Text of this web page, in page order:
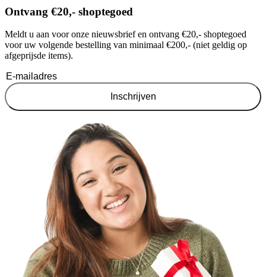
Ontvang €20,- shoptegoed
Meldt u aan voor onze nieuwsbrief en ontvang €20,- shoptegoed
voor uw volgende bestelling van minimaal €200,- (niet geldig op
afgeprijsde items).
Inschrijven